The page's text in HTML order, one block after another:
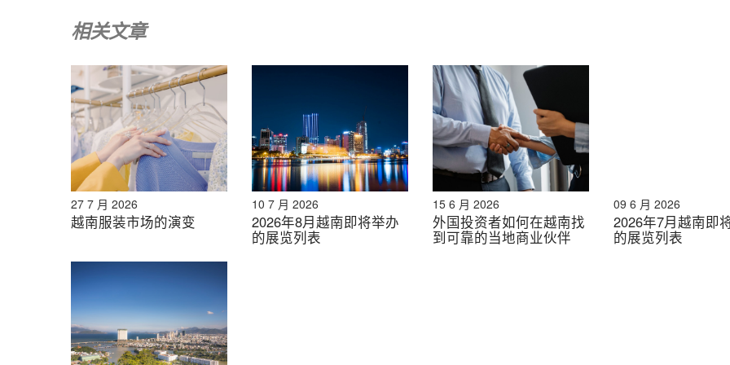
中40%的收入来自线上销售，30%的收入来自高尔夫球场网络和体育赛事，30%的收入来自购物中心内的门
在面料采购方面，该公司正在寻找适合运动服的功能性面料，例如四向弹力、透气性和耐用性面料，供应商
于胡志明市和中国。尽管Venicii高度重视日本纺织品的质量和技术，但该公司认为目前其目标客户群的面料
然偏高。.
该品牌的核心竞争优势在于继承自母公司的强大制造基础，包括一体化的供应链、完善的质量控制体系以及
定产品开发的内部研发团队。展望未来，Venicii计划将产品线拓展至匹克球等快速增长的运动领域，同时逐
其作为越南领先的高端运动服装品牌的地位。.
Venicii的产品
相关文章
27 7 月 2026
越南服装市场的演变
10 7 月 2026
2026年8月越南即将举办
的展览列表
15 6 月 2026
外国投资者如何在越南找
到可靠的当地商业伙伴
09 6 月 2026
2026年7月越南即
的展览列表